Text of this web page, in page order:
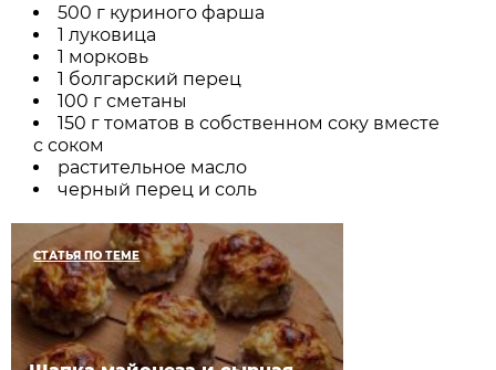
500 г куриного фарша
1 луковица
1 морковь
1 болгарский перец
100 г сметаны
150 г томатов в собственном соку вместе
с соком
растительное масло
черный перец и соль
СТАТЬЯ ПО ТЕМЕ